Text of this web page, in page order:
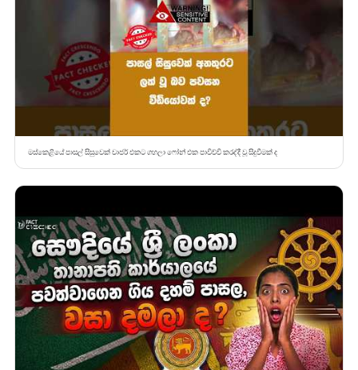
මස්කෙළියේ පාසල් සිසුවෙක් චාජර් එකට ගහලා ෆෝන් එක පාවිච්චි කරද්දී වූ සිදුවීමක් ද